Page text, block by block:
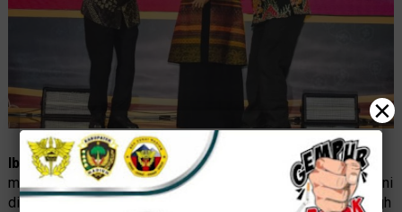
Ibrahim, selaku Kepala Perwakilan BI Jawa Timur
menyampaikan kegiatan festival ekonomi terbesar di Jawa ini
dikemas dengan rangkaian acara inspiratif, antara lain : tabligh
×